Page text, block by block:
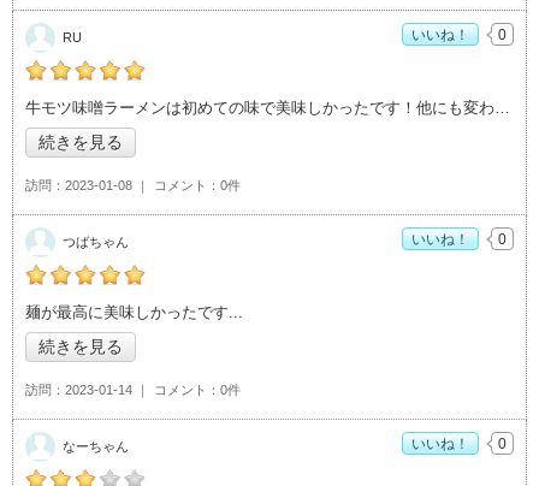
RUの「がんこや かるがん つくば店>」おすすめ度：5 牛モツ味噌ラーメンは初めての味で美味しかったです！他にも変わったラーメンが多く種
続きを見る
訪問 2023-01-08 コメント 0件
RU いいね！ 0
つばちゃんの「がんこや かるがん つくば店>」おすすめ度：
麺が最高に美味しかったです
続きを見る
訪問 2023-01-14 コメント 0件
つばちゃん いいね！ 0
なーちゃん いいね！ 0